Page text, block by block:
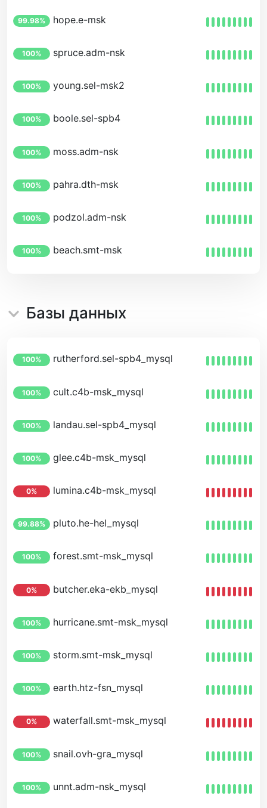
99.98% hope.e-msk
100% spruce.adm-nsk
100% young.sel-msk2
100% boole.sel-spb4
100% moss.adm-nsk
100% pahra.dth-msk
100% podzol.adm-nsk
100% beach.smt-msk
Базы данных
100% rutherford.sel-spb4_mysql
100% cult.c4b-msk_mysql
100% landau.sel-spb4_mysql
100% glee.c4b-msk_mysql
0% lumina.c4b-msk_mysql
99.88% pluto.he-hel_mysql
100% forest.smt-msk_mysql
0% butcher.eka-ekb_mysql
100% hurricane.smt-msk_mysql
100% storm.smt-msk_mysql
100% earth.htz-fsn_mysql
0% waterfall.smt-msk_mysql
100% snail.ovh-gra_mysql
100% unnt.adm-nsk_mysql